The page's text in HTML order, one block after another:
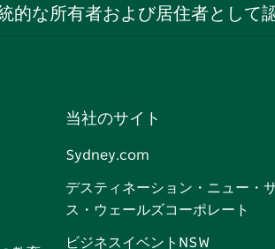
な所有者および居住者として
当社のサイト
Sydney.com
デスティネーション・ニュー・
ス・ウェールズコーポレート
ビジネスイベントNSW